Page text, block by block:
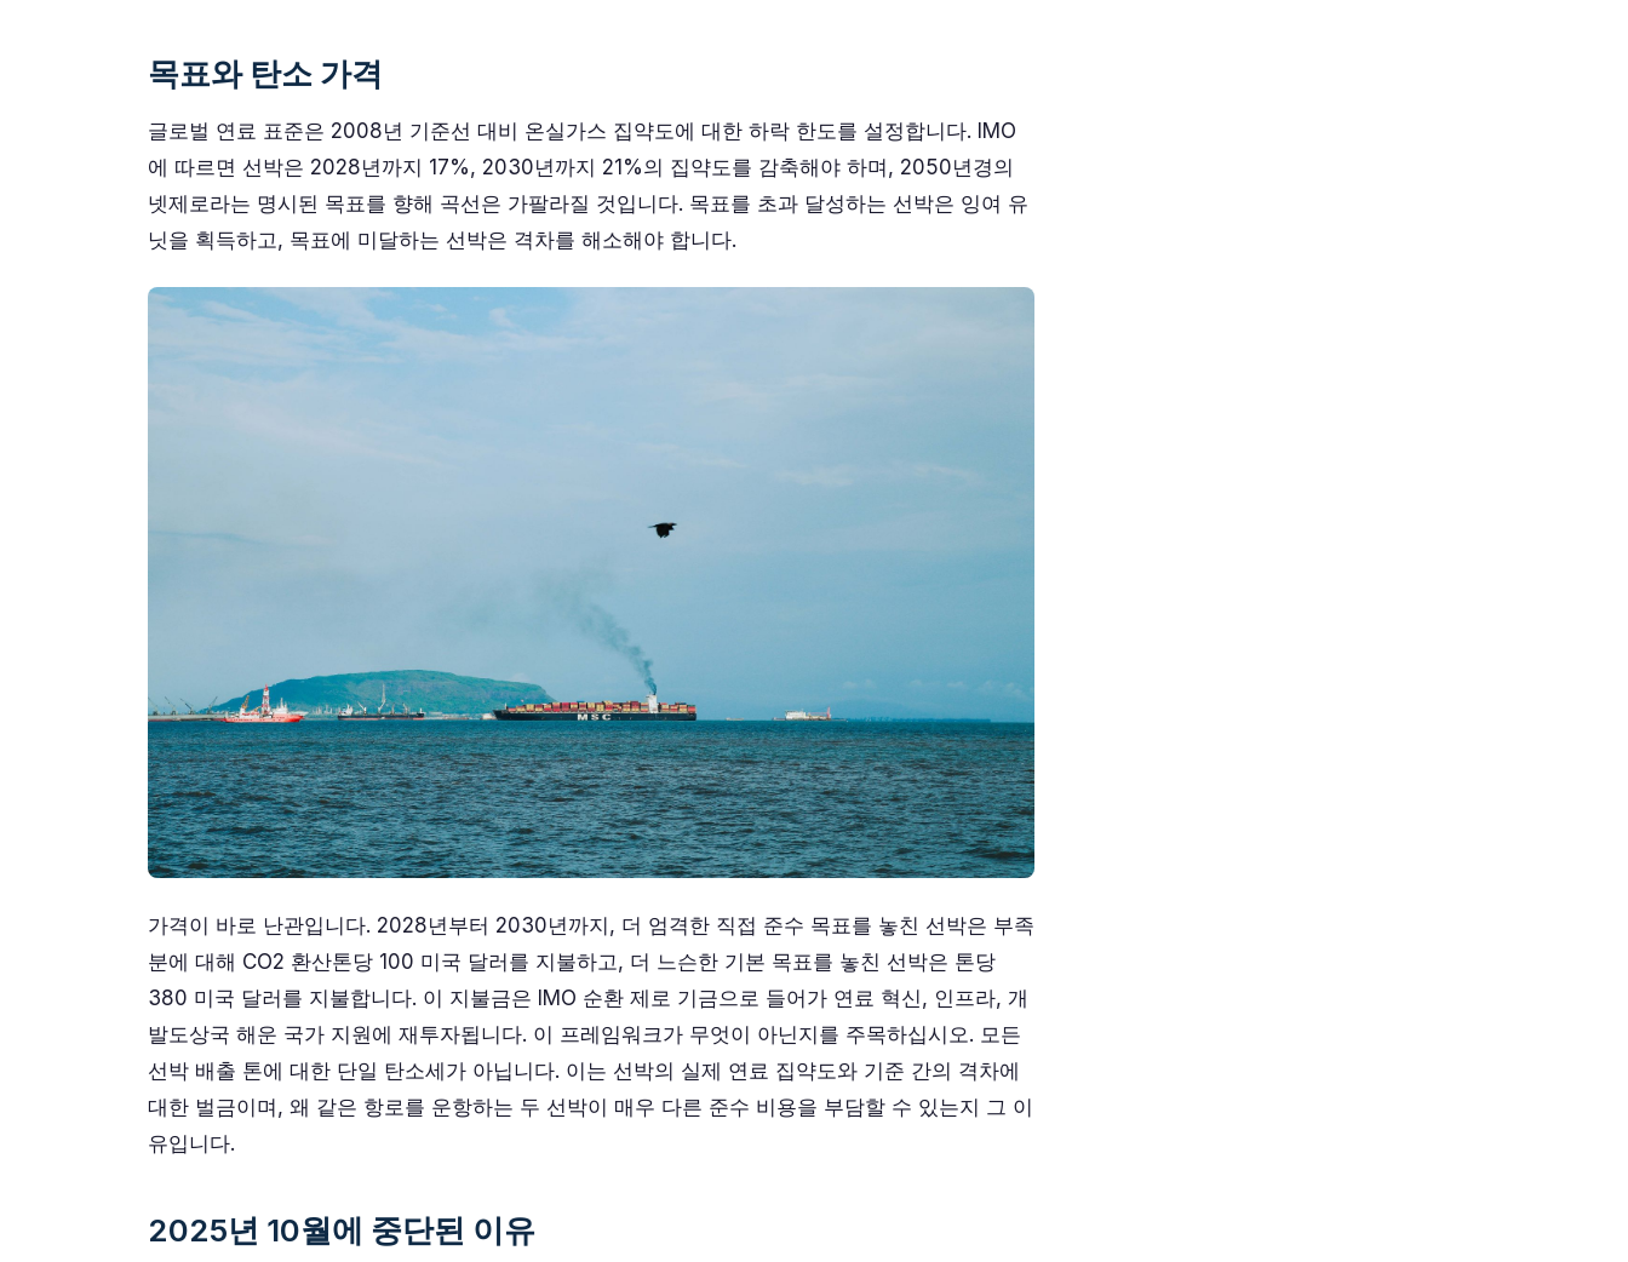
목표와 탄소 가격
글로벌 연료 표준은 2008년 기준선 대비 온실가스 집약도에 대한 하락 한도를 설정합니다. IMO
에 따르면 선박은 2028년까지 17%, 2030년까지 21%의 집약도를 감축해야 하며, 2050년경의
넷제로라는 명시된 목표를 향해 곡선은 가팔라질 것입니다. 목표를 초과 달성하는 선박은 잉여 유
닛을 획득하고, 목표에 미달하는 선박은 격차를 해소해야 합니다.
가격이 바로 난관입니다. 2028년부터 2030년까지, 더 엄격한 직접 준수 목표를 놓친 선박은 부족
분에 대해 CO2 환산톤당 100 미국 달러를 지불하고, 더 느슨한 기본 목표를 놓친 선박은 톤당
380 미국 달러를 지불합니다. 이 지불금은 IMO 순환 제로 기금으로 들어가 연료 혁신, 인프라, 개
발도상국 해운 국가 지원에 재투자됩니다. 이 프레임워크가 무엇이 아닌지를 주목하십시오. 모든
선박 배출 톤에 대한 단일 탄소세가 아닙니다. 이는 선박의 실제 연료 집약도와 기준 간의 격차에
대한 벌금이며, 왜 같은 항로를 운항하는 두 선박이 매우 다른 준수 비용을 부담할 수 있는지 그 이
유입니다.
2025년 10월에 중단된 이유